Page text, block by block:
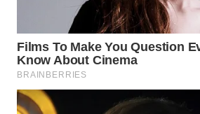
MALUKU
WN